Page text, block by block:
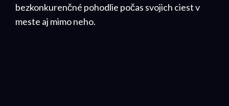
bezkonkurenčné pohodlie počas svojich ciest v
meste aj mimo neho.